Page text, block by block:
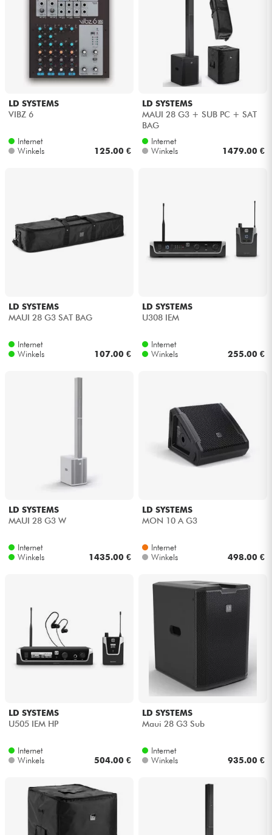
LD SYSTEMS
VIBZ 6
Internet
Winkels
125.00 €
LD SYSTEMS
MAUI 28 G3 + SUB PC + SAT
BAG
Internet
Winkels
1479.00 €
LD SYSTEMS
MAUI 28 G3 SAT BAG
Internet
Winkels
107.00 €
LD SYSTEMS
U308 IEM
Internet
Winkels
255.00 €
LD SYSTEMS
MAUI 28 G3 W
Internet
Winkels
1435.00 €
LD SYSTEMS
MON 10 A G3
Internet
Winkels
498.00 €
LD SYSTEMS
U505 IEM HP
Internet
Winkels
504.00 €
LD SYSTEMS
Maui 28 G3 Sub
Internet
Winkels
935.00 €